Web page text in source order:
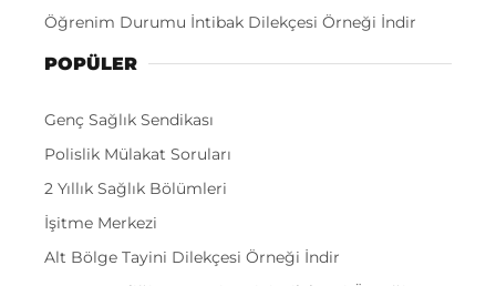
Öğrenim Durumu İntibak Dilekçesi Örneği İndir
POPÜLER
Genç Sağlık Sendikası
Polislik Mülakat Soruları
2 Yıllık Sağlık Bölümleri
İşitme Merkezi
Alt Bölge Tayini Dilekçesi Örneği İndir